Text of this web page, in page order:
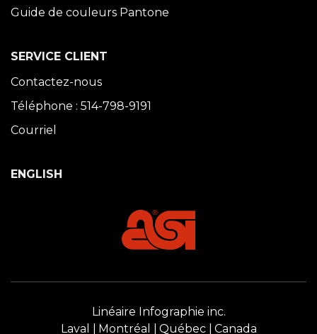
Guide de couleurs Pantone
SERVICE CLIENT
Contactez-nous
Téléphone : 514-798-9191
Courriel
ENGLISH
Linéaire Infographie inc.
Laval
Montréal Québec Canada